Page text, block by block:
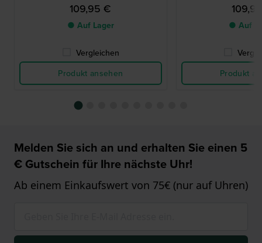
109,95 €
● Auf Lager
Vergleichen
Produkt ansehen
● Auf
Produkt
Melden Sie sich an und erhalten Sie einen 5
€ Gutschein für Ihre nächste Uhr!
Ab einem Einkaufswert von 75€ (nur auf Uhren)